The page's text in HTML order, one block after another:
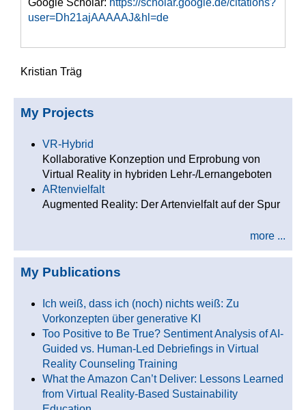
Google Scholar: https://scholar.google.de/citations?
user=Dh21ajAAAAAJ&hl=de
Kristian Träg
My Projects
VR-Hybrid
Kollaborative Konzeption und Erprobung von
Virtual Reality in hybriden Lehr-/Lernangeboten
ARtenvielfalt
Augmented Reality: Der Artenvielfalt auf der Spur
more ...
My Publications
Ich weiß, dass ich (noch) nichts weiß: Zu
Vorkonzepten über generative KI
Too Positive to Be True? Sentiment Analysis of AI-
Guided vs. Human-Led Debriefings in Virtual
Reality Counseling Training
What the Amazon Can’t Deliver: Lessons Learned
from Virtual Reality-Based Sustainability